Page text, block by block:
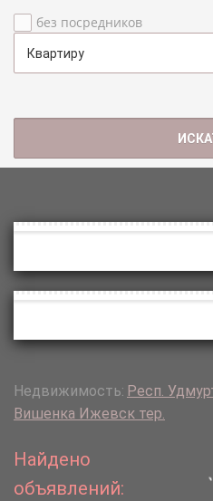
без посредников
Недвижимость: Респ.
Вишенка Ижевск тер.
Найдено
объявлений: